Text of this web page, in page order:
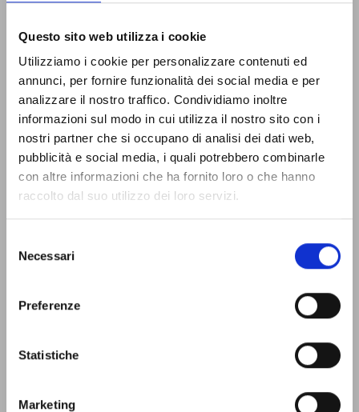
Questo sito web utilizza i cookie
Utilizziamo i cookie per personalizzare contenuti ed
annunci, per fornire funzionalità dei social media e per
analizzare il nostro traffico. Condividiamo inoltre
informazioni sul modo in cui utilizza il nostro sito con i
nostri partner che si occupano di analisi dei dati web,
pubblicità e social media, i quali potrebbero combinarle
con altre informazioni che ha fornito loro o che hanno
raccolto dal suo utilizzo dei loro servizi.
delNecessari
Preferenze
Statistiche
Marketing